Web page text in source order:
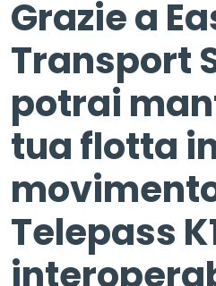
Grazie a
Transport
potrai
tua flotta
Telepass